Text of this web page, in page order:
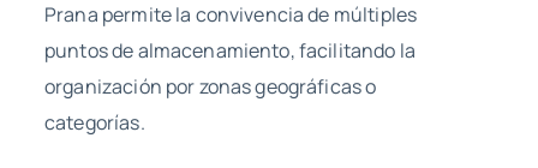
Prana permite la convivencia de múltiples
puntos de almacenamiento, facilitando la
organización por zonas geográficas o
categorías.